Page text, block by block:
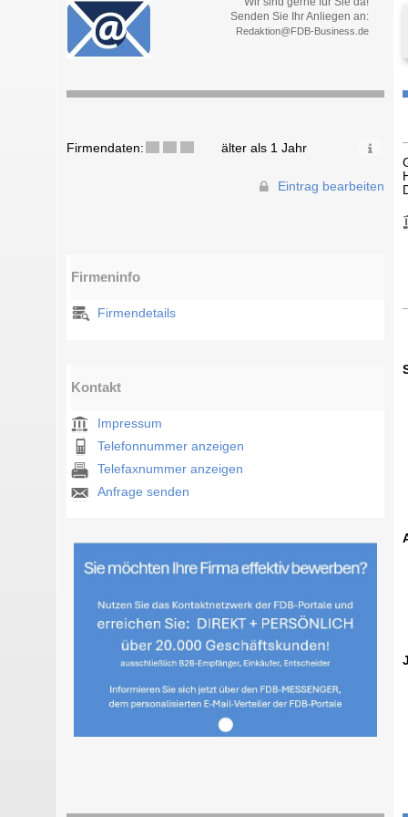
Senden Sie Ihr Anliegen an:
Redaktion@FDB-Business.de
Firmendaten: älter als 1 Jahr
Eintrag bearbeiten
Firmeninfo
Firmendetails
Kontakt
Impressum
Telefonnummer anzeigen
Telefaxnummer anzeigen
Anfrage senden